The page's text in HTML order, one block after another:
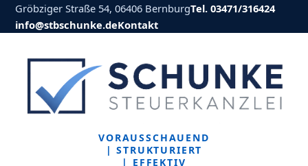
Gröbziger Straße 54, 06406 BernburgTel. 03471/316424
info@stbschunke.deKontakt
VORAUSSCHAUEND
| STRUKTURIERT
| EFFEKTIV